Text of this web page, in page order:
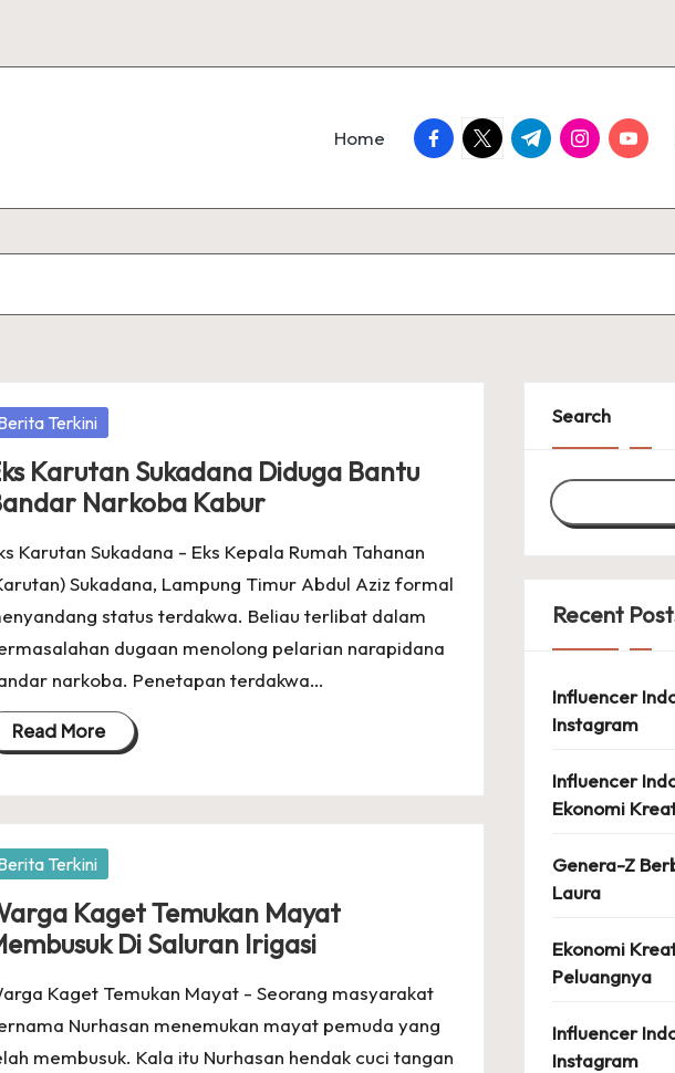
Home facebook.com
twitter.com
t.me
Terkini
Karutan Sukadana Diduga Bantu
Narkoba Kabur
Karutan Sukadana - Eks Kepala Rumah Tahanan
Sukadana, Lampung Timur Abdul Aziz formal
status terdakwa. Beliau terlibat dalam
dugaan menolong pelarian narapidana
narkoba. Penetapan terdakwa…
Read More
Terkini
Kaget Temukan Mayat
Di Saluran Irigasi
Kaget Temukan Mayat - Seorang masyarakat
Nurhasan menemukan mayat pemuda yang
membusuk. Kala itu Nurhasan hendak cuci tangan
Search
Recent
Influencer
Instagram
Influencer
Ekonomi
Genera-Z
Laura
Ekonomi
Peluangnya
Influencer
Instagram